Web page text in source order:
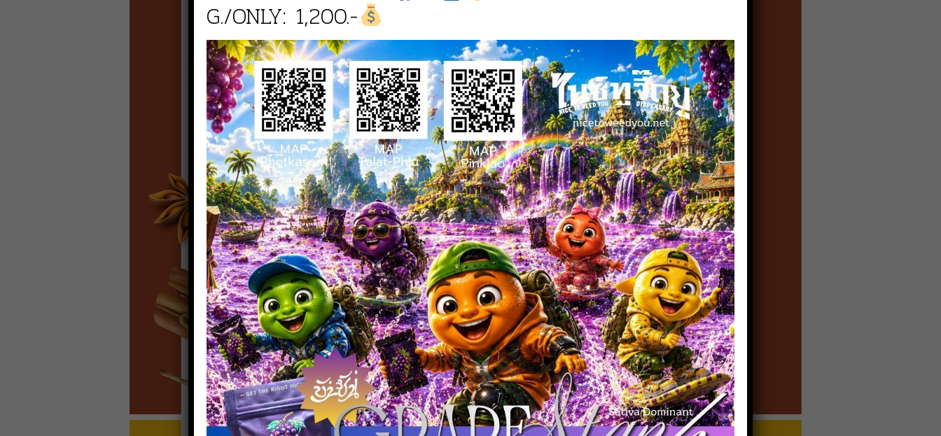
G./ONLY: 1,200.-